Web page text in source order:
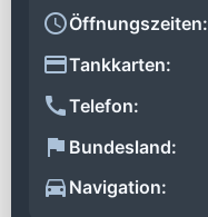
Öffnungszeiten:
Tankkarten:
Telefon:
Bundesland:
Navigation: